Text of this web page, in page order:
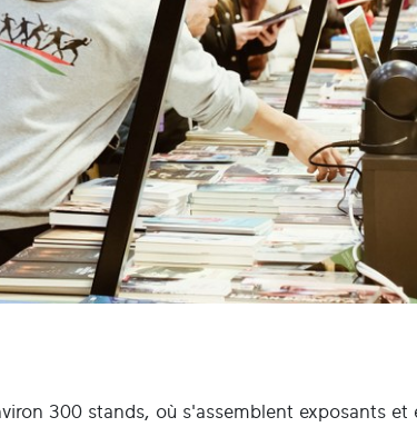
300 stands, où s'assemblent exposants et